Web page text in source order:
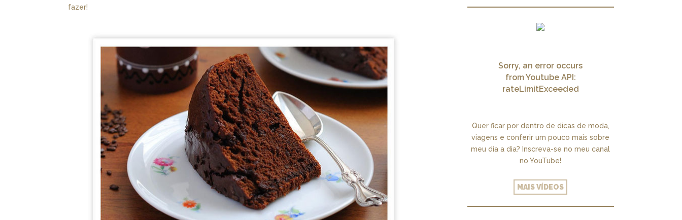
fazer!
Sorry, an error occurs
from Youtube API:
rateLimitExceeded
Quer ficar por dentro de dicas de moda,
viagens e conferir um pouco mais sobre
meu dia a dia? Inscreva-se no meu canal
no YouTube!
MAIS VÍDEOS